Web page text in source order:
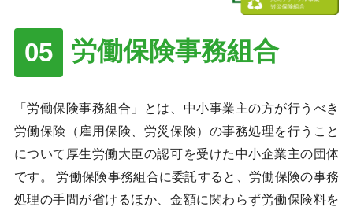
労働保険事務組合
「労働保険事務組合」とは、中小事業主の方が行うべき
労働保険（雇用保険、労災保険）の事務処理を行うこと
について厚生労働大臣の認可を受けた中小企業主の団体
です。 労働保険事務組合に委託すると、労働保険の事務
処理の手間が省けるほか、金額に関わらず労働保険料を